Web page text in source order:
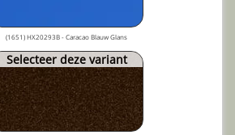
(1651) HX20293B - Caracao Blauw Glans
Selecteer deze variant